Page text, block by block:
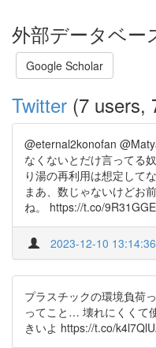
外部データベー
Google Scholar
Twitter (7 users,
@eternal2konofan
なくないとだけ言ってる
り湯の再利用は想定して
まあ、数じゃないけどお
ね。 https://t.co/
2023-12-10 13:14:36
プラスチックの環境負荷
ってこと… 壊れにくくて
きいよ https://t.co/